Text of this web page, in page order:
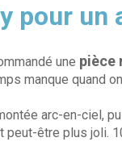
pour un
une pièce
manque quand
arc-en-ciel,
être plus joli.